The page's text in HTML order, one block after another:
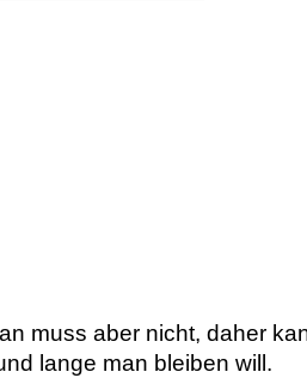
muss aber nicht, daher
lange man bleiben will.